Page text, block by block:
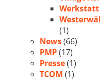
(1)
News(66)
PMP(17)
Presse(1)
TCOM (1)